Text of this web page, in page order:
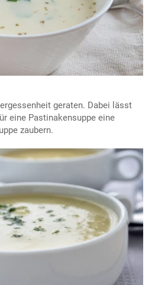
geraten. Dabei lässt
eine Pastinakensuppe eine
zaubern.